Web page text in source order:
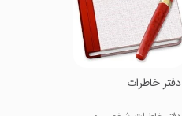
دفتر خاطرات